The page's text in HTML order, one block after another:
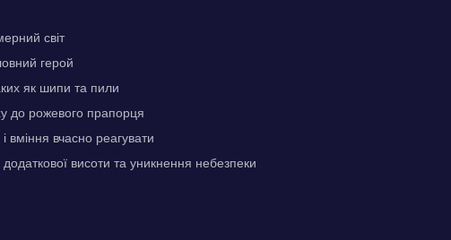
світ
герой
як шипи та пили
до рожевого прапорця
вчасно реагувати
висоти та уникнення небезпеки